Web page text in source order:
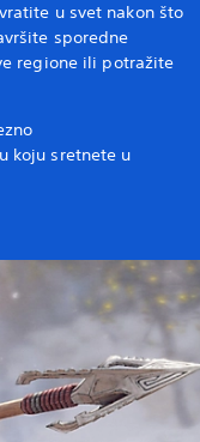
u svet nakon što
sporedne
regione ili potražite
koju sretnete u